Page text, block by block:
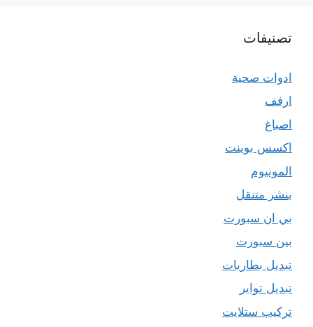
تصنيفات
ادوات صحية
ارفف
اصباغ
اكسس بوينت
المونيوم
بنشر متنقل
بي ان سبورت
بين سبورت
تبديل بطاريات
تبديل تواير
تركيب ستلايت